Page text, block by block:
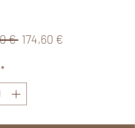
€ Standardpreis
174,60 €
*